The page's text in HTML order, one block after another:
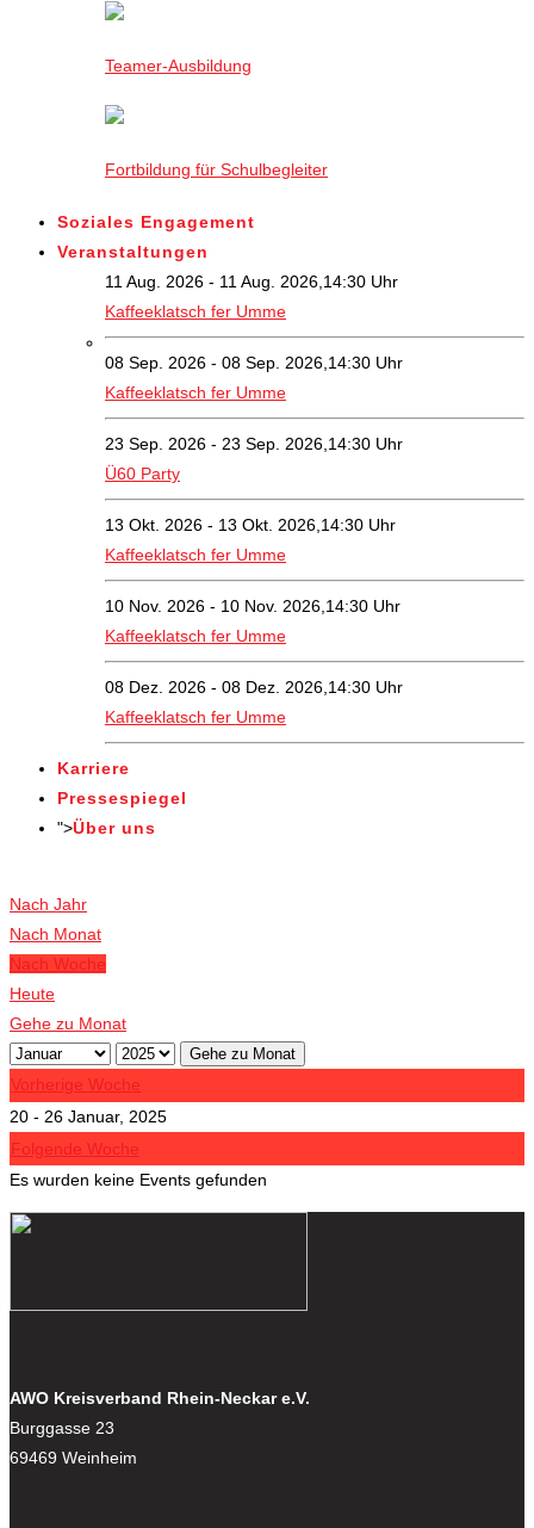
Teamer-Ausbildung
Fortbildung für Schulbegleiter
Soziales Engagement
Veranstaltungen
11 Aug. 2026 - 11 Aug. 2026,14:30 Uhr
Kaffeeklatsch fer Umme
08 Sep. 2026 - 08 Sep. 2026,14:30 Uhr
Kaffeeklatsch fer Umme
23 Sep. 2026 - 23 Sep. 2026,14:30 Uhr
Ü60 Party
13 Okt. 2026 - 13 Okt. 2026,14:30 Uhr
Kaffeeklatsch fer Umme
10 Nov. 2026 - 10 Nov. 2026,14:30 Uhr
Kaffeeklatsch fer Umme
08 Dez. 2026 - 08 Dez. 2026,14:30 Uhr
Kaffeeklatsch fer Umme
Karriere
Pressespiegel
">Über uns
Nach Jahr
Nach Monat
Nach Woche
Heute
Gehe zu Monat
Gehe zu Monat
Vorherige Woche
20 - 26 Januar, 2025
Folgende Woche
Es wurden keine Events gefunden
AWO Kreisverband Rhein-Neckar e.V.
Burggasse 23
69469 Weinheim